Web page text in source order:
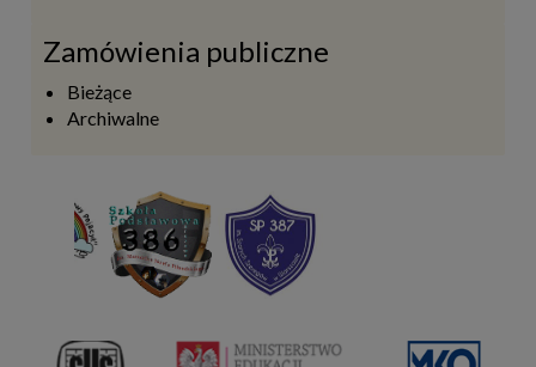
Zamówienia publiczne
Bieżące
Archiwalne